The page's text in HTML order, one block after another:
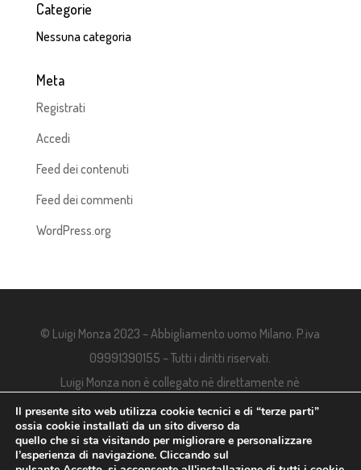
Categorie
Nessuna categoria
Meta
Registrati
Accedi
Feed dei contenuti
Feed dei commenti
WordPress.org
© Luigi Monza 2023 – Abbigliamento uomo Milano. P.iva
09991390155 – Tutti i diritti riservati.
Luigi Monza non è collegato nè direttamente nè
indirettamente alle aziende, tutti i marchi e i loghi
appartengono ai rispettivi proprietari.
Il presente sito web utilizza cookie tecnici e di “terze parti”
ossia cookie installati da un sito diverso da
quello che si sta visitando per migliorare e personalizzare
l’esperienza di navigazione. Cliccando sul